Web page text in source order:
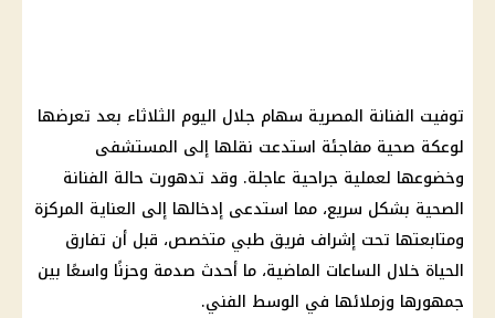
توفيت الفنانة المصرية سهام جلال اليوم الثلاثاء بعد تعرضها
لوعكة صحية مفاجئة استدعت نقلها إلى المستشفى
وخضوعها لعملية جراحية عاجلة. وقد تدهورت حالة الفنانة
الصحية بشكل سريع، مما استدعى إدخالها إلى العناية المركزة
ومتابعتها تحت إشراف فريق طبي متخصص، قبل أن تفارق
الحياة خلال الساعات الماضية، ما أحدث صدمة وحزنًا واسعًا بين
جمهورها وزملائها في الوسط الفني.